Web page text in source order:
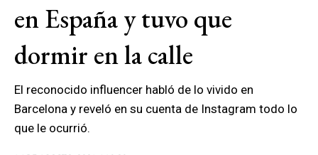
en España y tuvo que
dormir en la calle
El reconocido influencer habló de lo vivido en
Barcelona y reveló en su cuenta de Instagram todo lo
que le ocurrió.